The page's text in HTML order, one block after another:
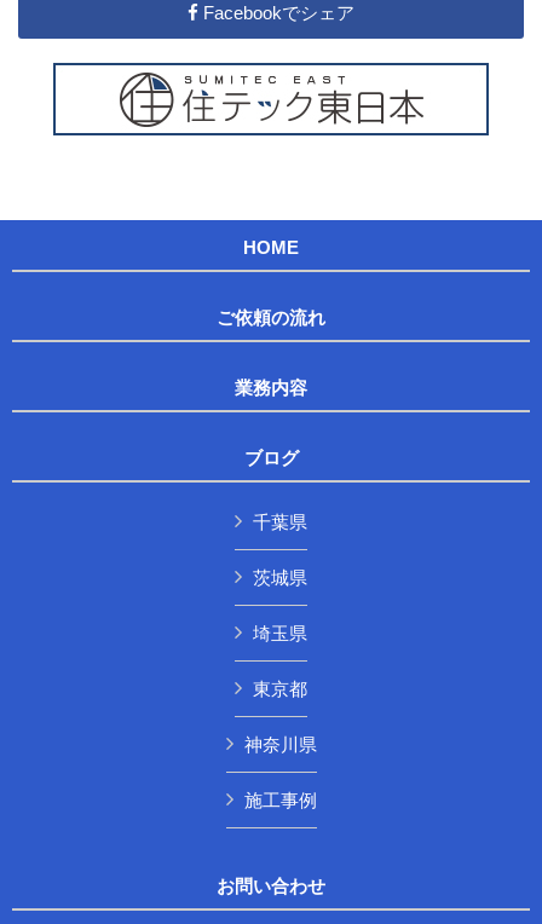
Facebookでシェア
HOME
ご依頼の流れ
業務内容
ブログ
千葉県
茨城県
埼玉県
東京都
神奈川県
施工事例
お問い合わせ